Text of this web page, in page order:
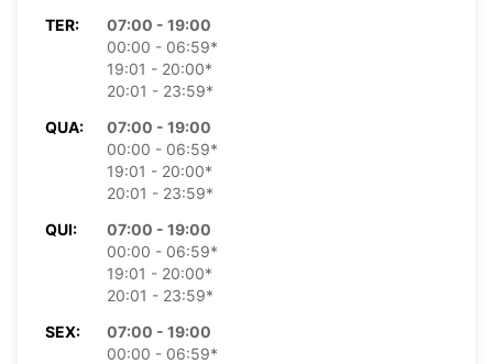
TER:
07:00 - 19:00
00:00 - 06:59*
19:01 - 20:00*
20:01 - 23:59*
QUA:
07:00 - 19:00
00:00 - 06:59*
19:01 - 20:00*
20:01 - 23:59*
QUI:
07:00 - 19:00
00:00 - 06:59*
19:01 - 20:00*
20:01 - 23:59*
SEX:
07:00 - 19:00
00:00 - 06:59*